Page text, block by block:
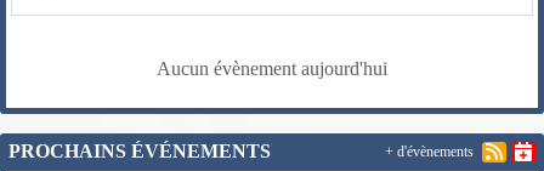
Aucun évènement aujourd'hui
PROCHAINS ÉVÉNEMENTS + d'évènements